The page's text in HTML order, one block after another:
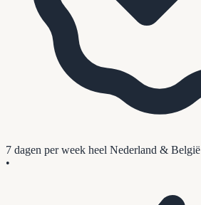
7 dagen per week heel Nederland & België
•